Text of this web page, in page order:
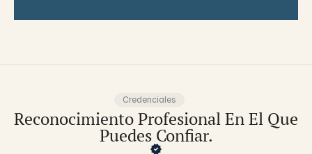
Credenciales
Reconocimiento Profesional En El Que
Puedes Confiar.